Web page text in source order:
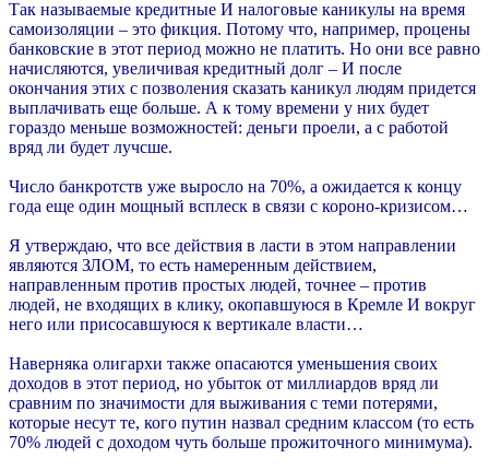
Так называемые кредитные И налоговые каникулы на время
самоизоляции – это фикция. Потому что, например, процены
банковские в этот период можно не платить. Но они все равно
начисляются, увеличивая кредитный долг – И после
окончания этих с позволения сказать каникул людям придется
выплачивать еще больше. А к тому времени у них будет
гораздо меньше возможностей: деньги проели, а с работой
вряд ли будет лучсше.
Число банкротств уже выросло на 70%, а ожидается к концу
года еще один мощный всплеск в связи с короно-кризисом…
Я утверждаю, что все действия в ласти в этом направлении
являются ЗЛОМ, то есть намеренным действием,
направленным против простых людей, точнее – против
людей, не входящих в клику, окопавшуюся в Кремле И вокруг
него или присосавшуюся к вертикале власти…
Наверняка олигархи также опасаются уменьшения своих
доходов в этот период, но убыток от миллиардов вряд ли
сравним по значимости для выживания с теми потерями,
которые несут те, кого путин назвал средним классом (то есть
70% людей с доходом чуть больше прожиточного минимума).